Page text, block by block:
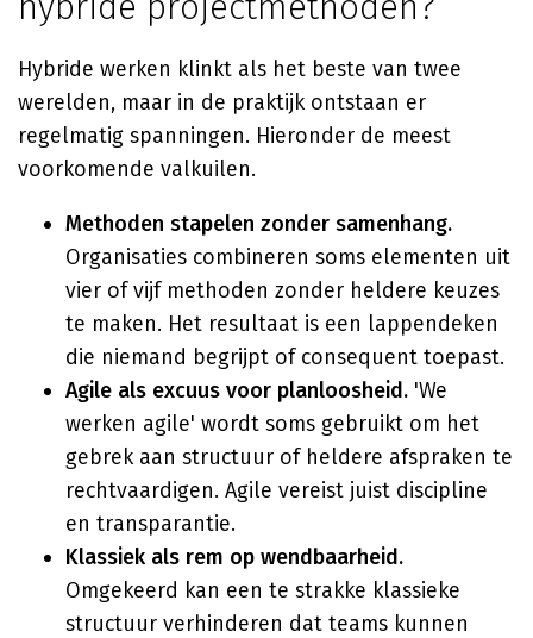
Hybride werken klinkt als het beste van twee
werelden, maar in de praktijk ontstaan er
regelmatig spanningen. Hieronder de meest
voorkomende valkuilen.
Methoden stapelen zonder samenhang.
Organisaties combineren soms elementen uit
vier of vijf methoden zonder heldere keuzes
te maken. Het resultaat is een lappendeken
die niemand begrijpt of consequent toepast.
Agile als excuus voor planloosheid. 'We
werken agile' wordt soms gebruikt om het
gebrek aan structuur of heldere afspraken te
rechtvaardigen. Agile vereist juist discipline
en transparantie.
Klassiek als rem op wendbaarheid.
Omgekeerd kan een te strakke klassieke
structuur verhinderen dat teams kunnen